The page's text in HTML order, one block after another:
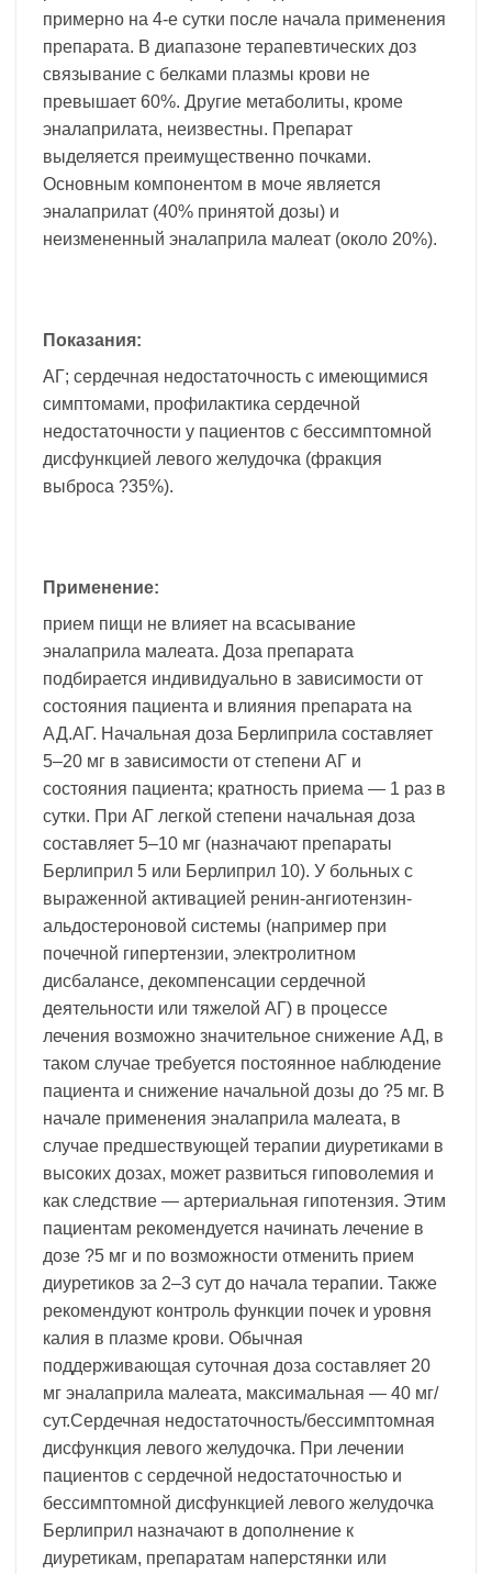
примерно на 4-е сутки после начала применения
препарата. В диапазоне терапевтических доз
связывание с белками плазмы крови не
превышает 60%. Другие метаболиты, кроме
эналаприлата, неизвестны. Препарат
выделяется преимущественно почками.
Основным компонентом в моче является
эналаприлат (40% принятой дозы) и
неизмененный эналаприла малеат (около 20%).
Показания:
АГ; сердечная недостаточность с имеющимися
симптомами, профилактика сердечной
недостаточности у пациентов с бессимптомной
дисфункцией левого желудочка (фракция
выброса ?35%).
Применение:
прием пищи не влияет на всасывание
эналаприла малеата. Доза препарата
подбирается индивидуально в зависимости от
состояния пациента и влияния препарата на
АД.АГ. Начальная доза Берлиприла составляет
5–20 мг в зависимости от степени АГ и
состояния пациента; кратность приема — 1 раз в
сутки. При АГ легкой степени начальная доза
составляет 5–10 мг (назначают препараты
Берлиприл 5 или Берлиприл 10). У больных с
выраженной активацией ренин-ангиотензин-
альдостероновой системы (например при
почечной гипертензии, электролитном
дисбалансе, декомпенсации сердечной
деятельности или тяжелой АГ) в процессе
лечения возможно значительное снижение АД, в
таком случае требуется постоянное наблюдение
пациента и снижение начальной дозы до ?5 мг. В
начале применения эналаприла малеата, в
случае предшествующей терапии диуретиками в
высоких дозах, может развиться гиповолемия и
как следствие — артериальная гипотензия. Этим
пациентам рекомендуется начинать лечение в
дозе ?5 мг и по возможности отменить прием
диуретиков за 2–3 сут до начала терапии. Также
рекомендуют контроль функции почек и уровня
калия в плазме крови. Обычная
поддерживающая суточная доза составляет 20
мг эналаприла малеата, максимальная — 40 мг/
сут.Сердечная недостаточность/бессимптомная
дисфункция левого желудочка. При лечении
пациентов с сердечной недостаточностью и
бессимптомной дисфункцией левого желудочка
Берлиприл назначают в дополнение к
диуретикам, препаратам наперстянки или